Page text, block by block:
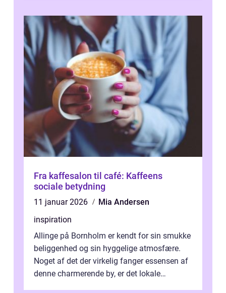
Fra kaffesalon til café: Kaffeens
sociale betydning
11 januar 2026
Mia Andersen
inspiration
Allinge på Bornholm er kendt for sin smukke
beliggenhed og sin hyggelige atmosfære.
Noget af det der virkelig fanger essensen af
denne charmerende by, er det lokale